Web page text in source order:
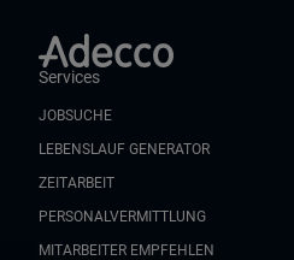
Services
JOBSUCHE
LEBENSLAUF GENERATOR
ZEITARBEIT
PERSONALVERMITTLUNG
MITARBEITER EMPFEHLEN